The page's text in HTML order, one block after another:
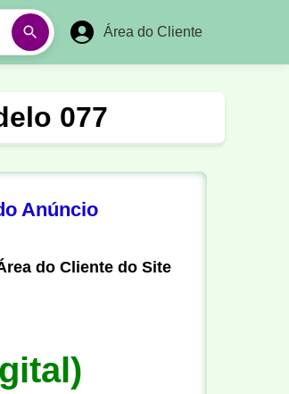
Área do Cliente
Pesca
077
Anúncio
do Cliente do Site